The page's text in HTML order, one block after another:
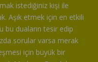
istediğiniz kişi ile
Aşık etmek için en etkili
bu duaların tesir edip
sorular varsa merak
için büyük bir